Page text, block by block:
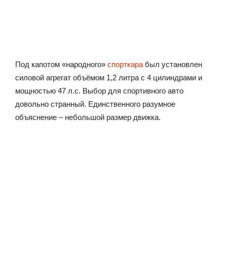
Под капотом «народного» спорткара был установлен
силовой агрегат объёмом 1,2 литра с 4 цилиндрами и
мощностью 47 л.с. Выбор для спортивного авто
довольно странный. Единственного разумное
объяснение – небольшой размер движка.